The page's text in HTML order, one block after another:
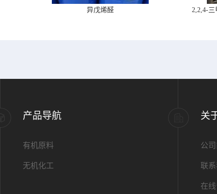
异戊烯醛 2,2,4-
产品导航
有机原料
无机化工
关
公
联
在